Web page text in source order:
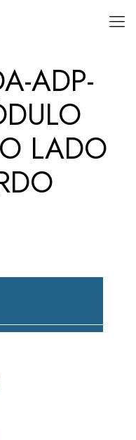
ADP-
LADO